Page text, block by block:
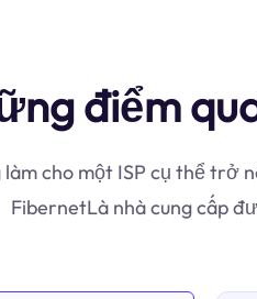
điểm
cho một ISP cụ thể trở
FibernetLà nhà cung cấp